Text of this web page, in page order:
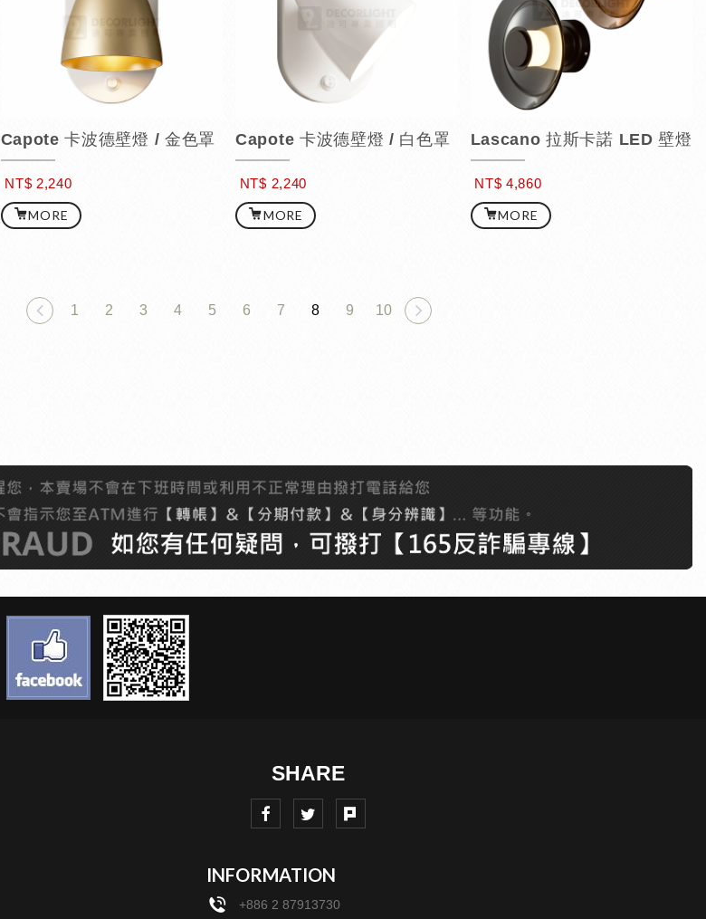
Capote 卡波德壁燈 / 金色罩
NT$ 2,240
MORE
Capote 卡波德壁燈 / 白色罩
NT$ 2,240
MORE
Lascano 拉斯卡諾 LED 壁燈
NT$ 4,860
MORE
1 2 3 4 5 6 7 8 9 10
INFORMATION
+886 2 87913730